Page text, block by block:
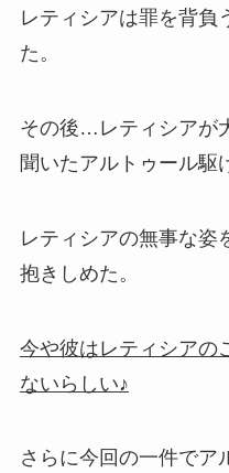
レティシアは罪を背負
た。
その後…レティシアが
聞いたアルトゥール駆
レティシアの無事な姿
抱きしめた。
今や彼はレティシアの
ないらしい♪
さらに今回の一件でア